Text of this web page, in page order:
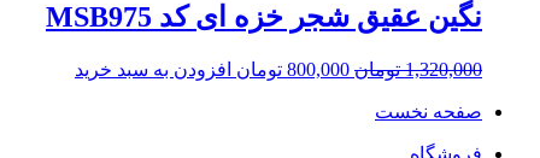
نگین عقیق شجر خزه ای کد MSB975
1,320,000 تومان 800,000 تومان افزودن به سبد خرید
صفحه نخست